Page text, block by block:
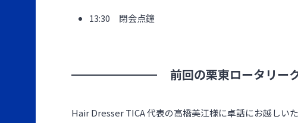
13:30 閉会点鐘
前回の栗東ロータリー
Hair Dresser TICA 代表の高橋美江様に卓話にお越しい